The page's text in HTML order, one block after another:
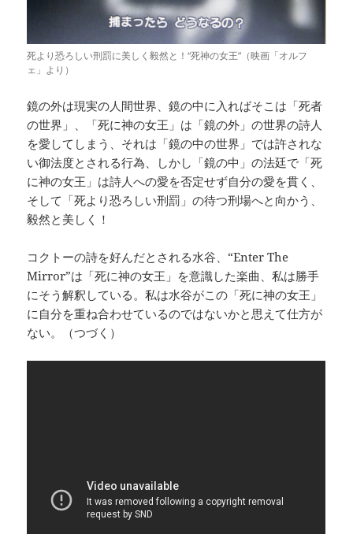
死より恐ろしい刑罰に美しく毅然と！“死神の女王”（映画「オルフ
ェ」より）
鏡の外は現実の人間世界、鏡の中に入ればそこは「死者
の世界」、「死に神の女王」は「鏡の外」の世界の詩人
を愛してしまう、それは「鏡の中の世界」では許されな
い御法度とされる行為、しかし「鏡の中」の法廷で「死
に神の女王」は詩人への愛を否定せず自分の愛を貫く、
そして「死より恐ろしい刑罰」の待つ刑場へと向かう、
毅然と美しく！
コクトーの詩を好んだとされる水谷、“Enter The
Mirror”は「死に神の女王」を意識した楽曲、私は勝手
にそう解釈している。私は水谷がこの「死に神の女王」
に自分を重ね合わせているのではないかと思えて仕方が
ない。（つづく）